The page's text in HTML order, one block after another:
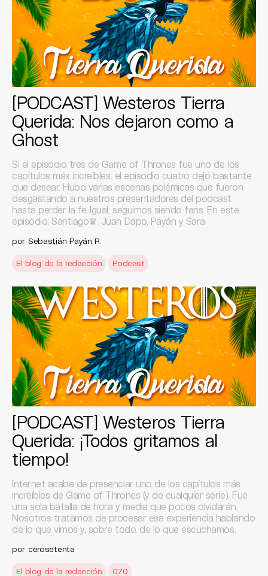
[PODCAST] Westeros Tierra
Querida: Nos dejaron como a
Ghost
Si el episodio tres de Game of Thrones fue uno de los
capítulos más increíbles, el episodio cuatro dejó bastante
que desear. Hubo varias escenas polémicas que fueron
desgastando a nuestros presentadores del podcast
hasta perder la fe. Igual, seguimos siendo fans. En este
episodio: Santiago♛, Juan Dapo, Payán y Sara
por Sebastián Payán R.
El blog de la redacción Podcast
[PODCAST] Westeros Tierra
Querida: ¡Todos gritamos al
tiempo!
Internet acaba de presenciar uno de los capítulos más
increíbles de Game of Thrones (y de cualquier serie). Fue
una sola batalla de hora y media que pocos olvidarán.
Nosotros tratamos de procesar esa experiencia hablando
de lo que vimos y, sobre todo, de lo que escuchamos.
por cerosetenta
El blog de la redacción 070